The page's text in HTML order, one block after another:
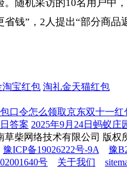
。随机采访的10名用户中
省钱”，2人提出“部分商品
淘宝红包 淘礼金天猫红包
口令怎么领取京东双十一红
答案 2025年9月24日蚂蚁庄
柴网络技术有限公司 版权
豫ICP备19026222号-9A
豫
号
关于我们